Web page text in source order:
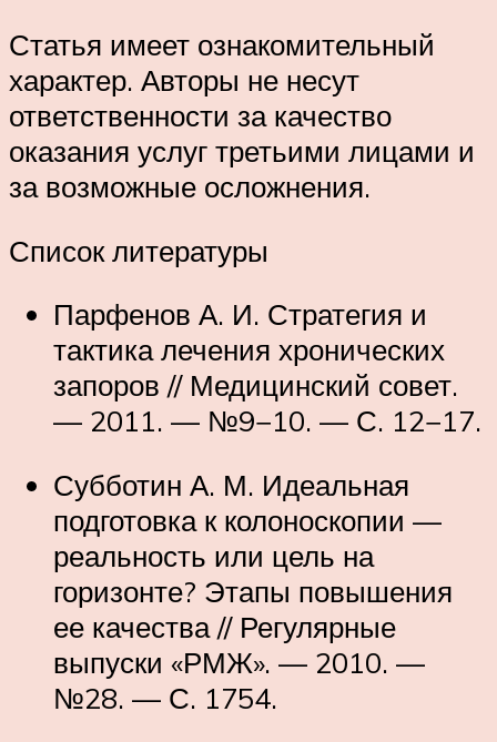
Статья имеет ознакомительный
характер. Авторы не несут
ответственности за качество
оказания услуг третьими лицами и
за возможные осложнения.
Список литературы
Парфенов А. И. Стратегия и
тактика лечения хронических
запоров // Медицинский совет.
— 2011. — №9−10. — С. 12−17.
Субботин А. М. Идеальная
подготовка к колоноскопии —
реальность или цель на
горизонте? Этапы повышения
ее качества // Регулярные
выпуски «РМЖ». — 2010. —
№28. — С. 1754.